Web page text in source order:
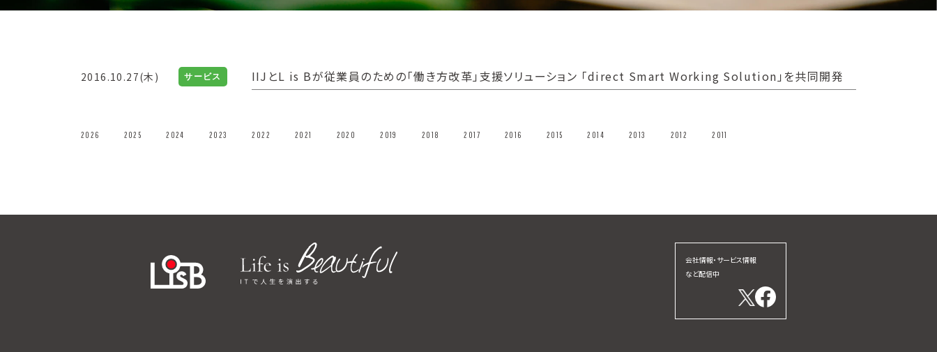
2016.10.27(木) サービス IIJとL is Bが従業員のための「働き方改革」支援ソリューション 「direct Smart Working Solution」を共同開発
2026 2025 2024 2023 2022 2021 2020 2019 2018 2017 2016 2015 2014 2013 2012 2011
会社情報・サービス情報
など配信中